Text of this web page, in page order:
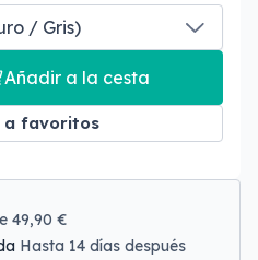
Añadir a la cesta
a favoritos
49,90 €
Hasta 14 días después